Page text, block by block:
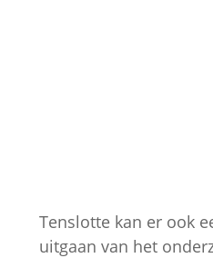
Tenslotte kan er ook
uitgaan van het